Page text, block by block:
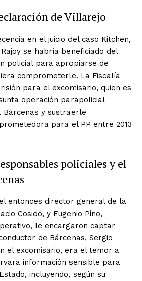
de Villarejo
en el juicio del caso Kitchen,
se habría beneficiado del
policial para apropiarse de
comprometerle. La Fiscalía
para el excomisario, quien es
operación parapolicial
Bárcenas y sustraerle
para el PP entre 2013
policiales y el
entonces director general de la
Cosidó, y Eugenio Pino,
le encargaron captar
de Bárcenas, Sergio
el excomisario, era el temor a
información sensible para
incluyendo, según su